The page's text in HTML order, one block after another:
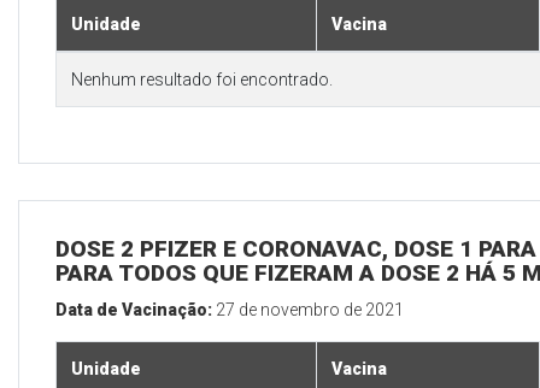
Unidade Vacina
Nenhum resultado foi encontrado.
DOSE 2 PFIZER E CORONAVAC, DOSE 1
PARA TODOS QUE FIZERAM A DOSE 2 HÁ 5
Data de Vacinação: 27 de novembro de 2021
Unidade Vacina